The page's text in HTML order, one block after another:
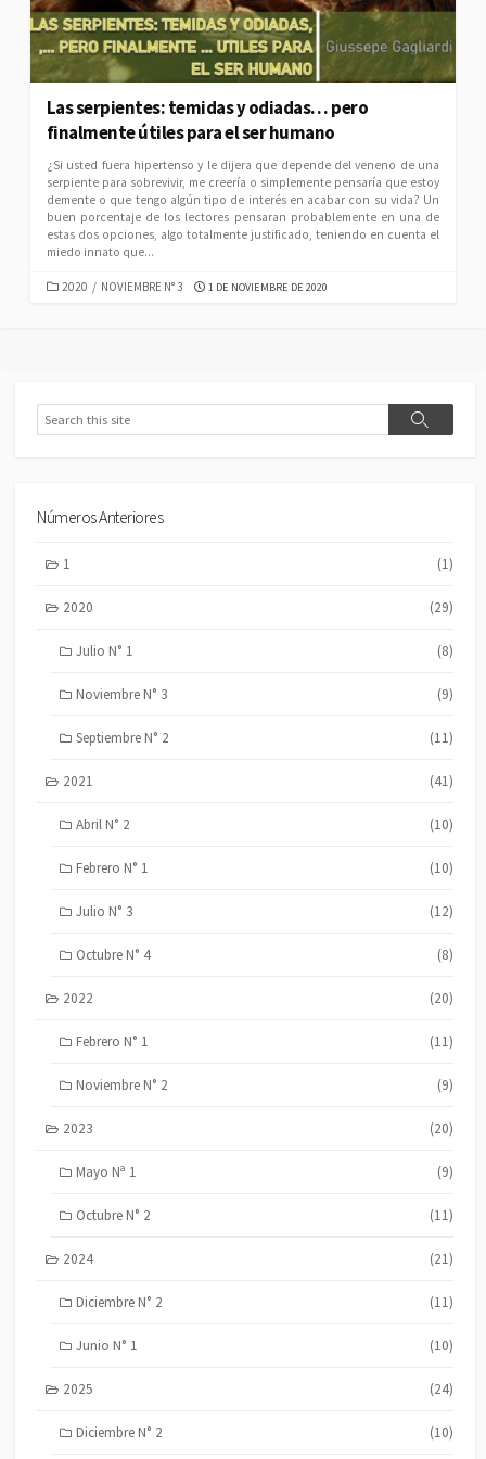
Las serpientes: temidas y odiadas… pero
finalmente útiles para el ser humano
¿Si usted fuera hipertenso y le dijera que depende del veneno de una
serpiente para sobrevivir, me creería o simplemente pensaría que estoy
demente o que tengo algún tipo de interés en acabar con su vida? Un
buen porcentaje de los lectores pensaran probablemente en una de
estas dos opciones, algo totalmente justificado, teniendo en cuenta el
miedo innato que...
CATEGORIES
2020 / NOVIEMBRE N° 3 PUBLISHED
1 DE NOVIEMBRE DE 2020
Search
Search
Números Anteriores
1 (1)
2020 (29)
Julio N° 1 (8)
Noviembre N° 3 (9)
Septiembre N° 2 (11)
2021 (41)
Abril N° 2 (10)
Febrero N° 1 (10)
Julio N° 3 (12)
Octubre N° 4 (8)
2022 (20)
Febrero N° 1 (11)
Noviembre N° 2 (9)
2023 (20)
Mayo Nª 1 (9)
Octubre N° 2 (11)
2024 (21)
Diciembre N° 2 (11)
Junio N° 1 (10)
2025 (24)
Diciembre N° 2 (10)